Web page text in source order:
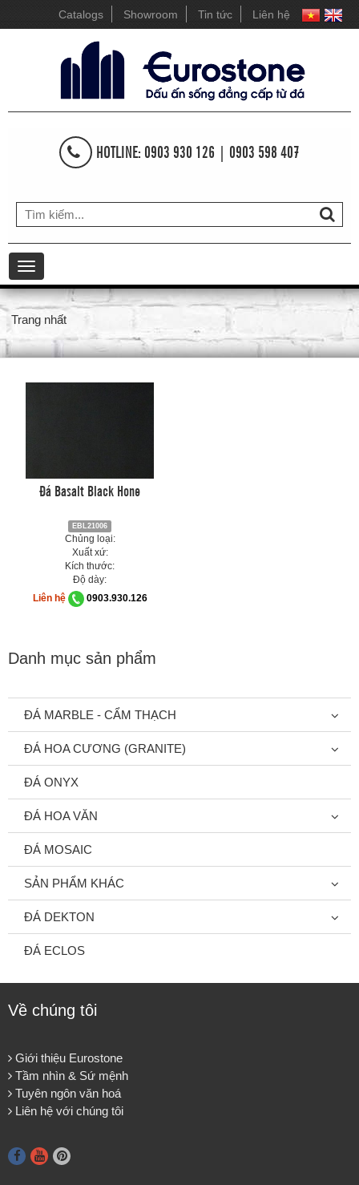
Catalogs Showroom Tin tức Liên hệ
HOTLINE: 0903 930 126 | 0903 598 407
Toggle
navigation
Trang nhất
Đá Basalt Black Hone
EBL21006
Chủng loại:
Xuất xứ:
Kích thước:
Độ dày:
Liên hệ
0903.930.126
Danh mục sản phẩm
ĐÁ MARBLE - CẨM THẠCH
ĐÁ HOA CƯƠNG (GRANITE)
ĐÁ ONYX
ĐÁ HOA VĂN
ĐÁ MOSAIC
SẢN PHẨM KHÁC
ĐÁ DEKTON
ĐÁ ECLOS
Về chúng tôi
Giới thiệu Eurostone
Tầm nhìn & Sứ mệnh
Tuyên ngôn văn hoá
Liên hệ với chúng tôi